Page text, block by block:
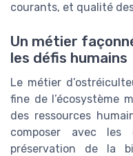
courants, et qualité
Un métier
les défis humains
Le métier
fine de l’écosystème
des ressources
composer avec les
préservation de la